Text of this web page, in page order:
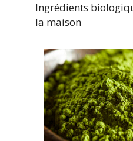
Ingrédients
la maison